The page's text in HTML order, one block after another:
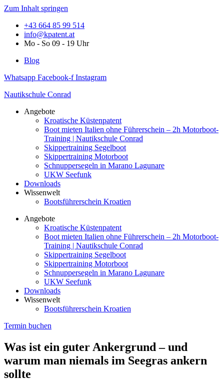
Zum Inhalt springen
+43 664 85 99 514
info@kpatent.at
Mo - So 09 - 19 Uhr
Blog
Whatsapp Facebook-f Instagram
Nautikschule Conrad
Angebote
Kroatische Küstenpatent
Boot mieten Italien ohne Führerschein – 2h Motorboot-
Training | Nautikschule Conrad
Skippertraining Segelboot
Skippertraining Motorboot
Schnuppersegeln in Marano Lagunare
UKW Seefunk
Downloads
Wissenwelt
Bootsführerschein Kroatien
Angebote
Kroatische Küstenpatent
Boot mieten Italien ohne Führerschein – 2h Motorboot-
Training | Nautikschule Conrad
Skippertraining Segelboot
Skippertraining Motorboot
Schnuppersegeln in Marano Lagunare
UKW Seefunk
Downloads
Wissenwelt
Bootsführerschein Kroatien
Termin buchen
Was ist ein guter Ankergrund – und
warum man niemals im Seegras ankern
sollte